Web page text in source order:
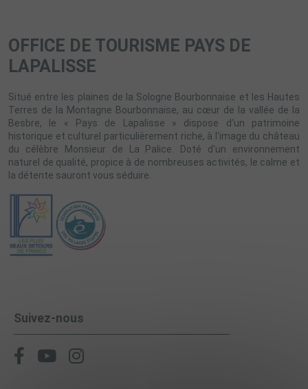
OFFICE DE TOURISME PAYS DE
LAPALISSE
Situé entre les plaines de la Sologne Bourbonnaise et les Hautes
Terres de la Montagne Bourbonnaise, au cœur de la vallée de la
Besbre, le « Pays de Lapalisse » dispose d’un patrimoine
historique et culturel particulièrement riche, à l'image du château
du célèbre Monsieur de La Palice. Doté d'un environnement
naturel de qualité, propice à de nombreuses activités, le calme et
la détente sauront vous séduire.
Suivez-nous